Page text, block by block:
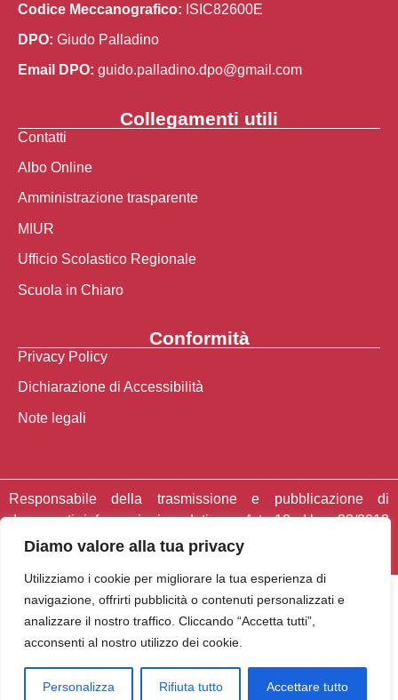
Diamo valore alla tua privacy
Utilizziamo i cookie per migliorare la tua esperienza di
navigazione, offrirti pubblicità o contenuti personalizzati e
analizzare il nostro traffico. Cliccando “Accetta tutti”,
acconsenti al nostro utilizzo dei cookie.
Personalizza Rifiuta tutto Accettare tutto
Codice Meccanografico: ISIC82600E
DPO: Giudo Palladino
Email DPO: guido.palladino.dpo@gmail.com
Collegamenti utili
Contatti
Albo Online
Amministrazione trasparente
MIUR
Ufficio Scolastico Regionale
Scuola in Chiaro
Conformità
Privacy Policy
Dichiarazione di Accessibilità
Note legali
Responsabile della trasmissione e pubblicazione di
documenti informazioni e dati ex. Art. 10 d.lgs 33/2013
ss.mm.ii. – d.lgs 97/2016 Prof. Beniamino Campese.